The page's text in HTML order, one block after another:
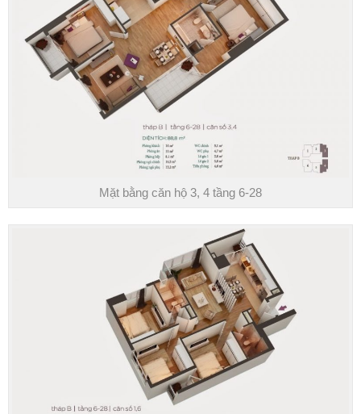
Mặt bằng căn hộ 3, 4 tầng 6-28